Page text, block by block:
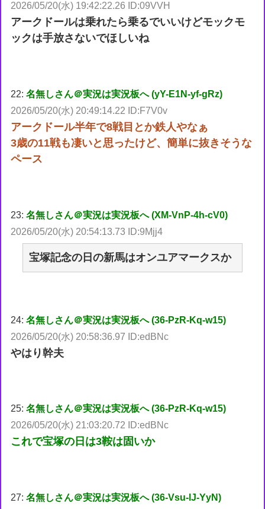
2026/05/20(水) 19:42:22.26 ID:09VVH
アークドールは乗れたら乗るでいいけどモックモ
ックは手放さないでほしいね
22:名無しさん＠実況は実況板へ (yY-E1N-yf-gRz)
2026/05/20(水) 20:49:14.22 ID:F7V0v
アークドール半年で8戦目とか鉄人やなぁ
3歳の11戦も凄いと思ったけど、簡単に抜きそうな
ペース
23:名無しさん＠実況は実況板へ (XM-VnP-4h-cV0)
2026/05/20(水) 20:54:13.73 ID:9Mjj4
宝塚記念の日の新馬はオンユアマークスか
24:名無しさん＠実況は実況板へ (36-PzR-Kq-w15)
2026/05/20(水) 20:58:36.97 ID:edBNc
やはり幹夫
25:名無しさん＠実況は実況板へ (36-PzR-Kq-w15)
2026/05/20(水) 21:03:20.72 ID:edBNc
これで宝塚の日は3鞍は固いか
27:名無しさん＠実況は実況板へ (36-Vsu-lJ-YyN)